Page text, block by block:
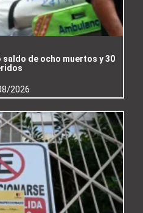
de ocho muertos y 30
2026